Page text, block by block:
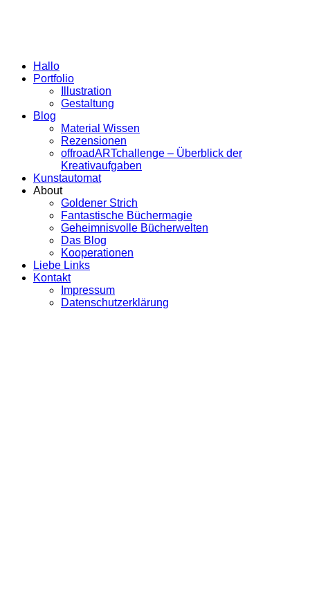
Hallo
Portfolio
Illustration
Gestaltung
Blog
Material Wissen
Rezensionen
offroadARTchallenge – Überblick der
Kreativaufgaben
Kunstautomat
About
Goldener Strich
Fantastische Büchermagie
Geheimnisvolle Bücherwelten
Das Blog
Kooperationen
Liebe Links
Kontakt
Impressum
Datenschutzerklärung